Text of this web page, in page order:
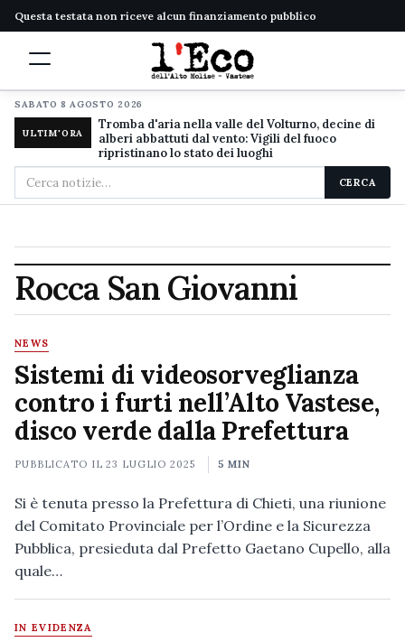
Questa testata non riceve alcun finanziamento pubblico
SABATO 8 AGOSTO 2026
ULTIM'ORA
Tromba d'aria nella valle del Volturno, decine di
alberi abbattuti dal vento: Vigili del fuoco
ripristinano lo stato dei luoghi
Cerca
nel
CERCA
Rocca San Giovanni
NEWS
Sistemi di videosorveglianza
contro i furti nell’Alto Vastese,
disco verde dalla Prefettura
PUBBLICATO IL23 LUGLIO 2025 5 MIN
Si è tenuta presso la Prefettura di Chieti, una riunione
del Comitato Provinciale per l’Ordine e la Sicurezza
Pubblica, presieduta dal Prefetto Gaetano Cupello, alla
quale…
IN EVIDENZA